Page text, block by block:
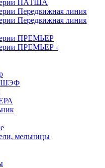
ПАТША
Передвижная линия
Передвижная линия
ПРЕМЬЕР
ПРЕМЬЕР -
ШЭФ
мельницы